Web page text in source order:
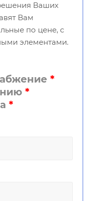
Ваших
Вам
по цене, с
элементами.
*
*
*